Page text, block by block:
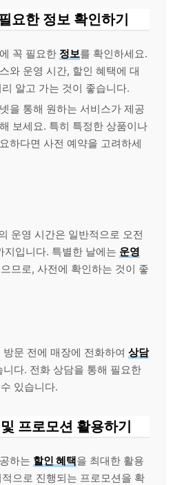
요한 정보 확인하기
꼭 필요한 정보를 확인하세요.
와 운영 시간, 할인 혜택에 대
알고 가는 것이 좋습니다.
을 통해 원하는 서비스가 제공
보세요. 특히 특정한 상품이나
하다면 사전 예약을 고려하세
운영 시간은 일반적으로 오전
지입니다. 특별한 날에는 운영
므로, 사전에 확인하는 것이 좋
문 전에 매장에 전화하여 상담
다. 전화 상담을 통해 필요한
있습니다.
프로모션 활용하기
하는 할인 혜택을 최대한 활용
으로 진행되는 프로모션을 확